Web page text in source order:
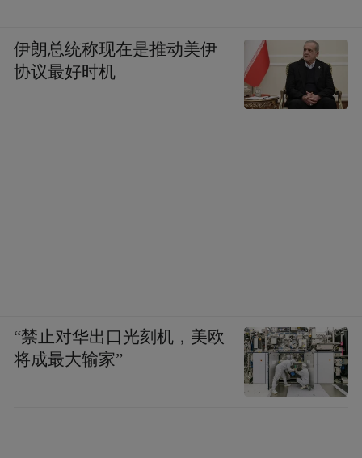
伊朗总统称现在是推动美伊
协议最好时机
“禁止对华出口光刻机，美欧
将成最大输家”